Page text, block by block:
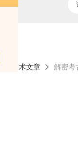
太阳
技术文章 解密考